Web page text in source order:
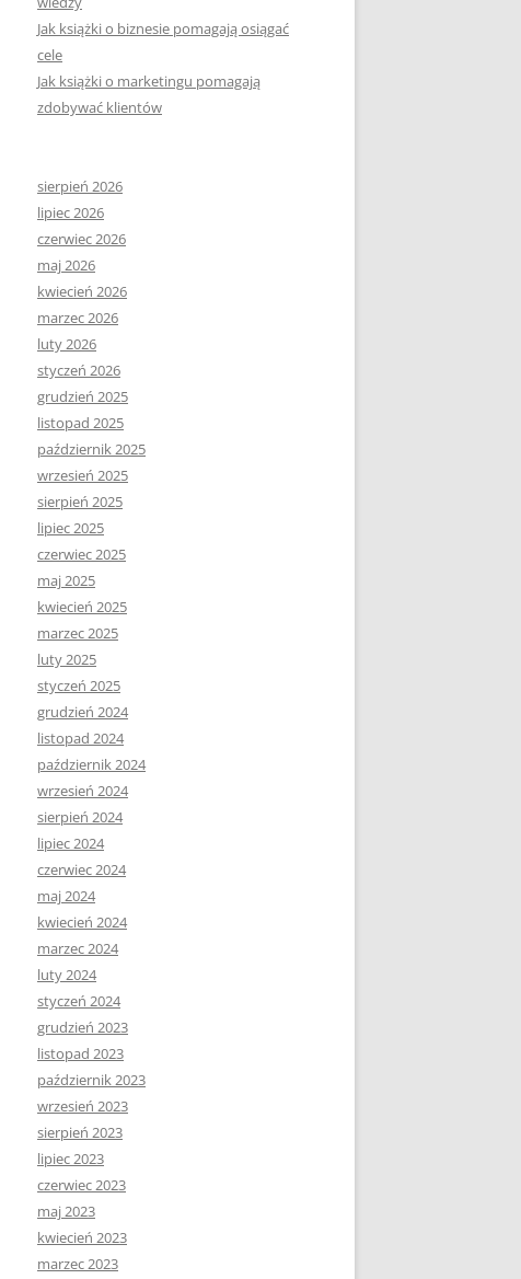
Jak książki o biznesie pomagają osiągać
cele
Jak książki o marketingu pomagają
zdobywać klientów
sierpień 2026
lipiec 2026
czerwiec 2026
maj 2026
kwiecień 2026
marzec 2026
luty 2026
styczeń 2026
grudzień 2025
listopad 2025
październik 2025
wrzesień 2025
sierpień 2025
lipiec 2025
czerwiec 2025
maj 2025
kwiecień 2025
marzec 2025
luty 2025
styczeń 2025
grudzień 2024
listopad 2024
październik 2024
wrzesień 2024
sierpień 2024
lipiec 2024
czerwiec 2024
maj 2024
kwiecień 2024
marzec 2024
luty 2024
styczeń 2024
grudzień 2023
listopad 2023
październik 2023
wrzesień 2023
sierpień 2023
lipiec 2023
czerwiec 2023
maj 2023
kwiecień 2023
marzec 2023